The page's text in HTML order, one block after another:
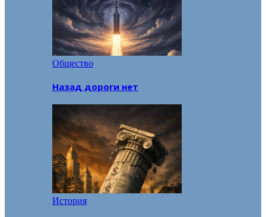
Общество
Назад дороги нет
История